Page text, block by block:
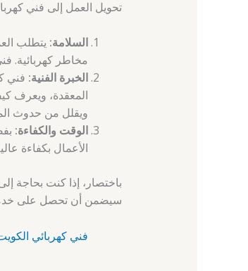
تحويل العمل إلى فني
السلامة: يتطلب
مخاطر كهربائية.
الخبرة الفنية: فني
المعقدة، ويعرف
ويقلل من حدوث
الوقت والكفاءة:
الأعمال بكفاءة
باختصار، إذا كنت بحاجة
سيضمن أن تحصل على خدمة
فني كهربائي الكويت 66629504 – آلبدع – فني كهربائي